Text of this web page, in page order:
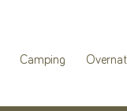
Camping